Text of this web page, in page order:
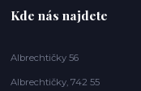
Kde nás najdete
Albrechtičky 56
Albrechtičky, 742 55